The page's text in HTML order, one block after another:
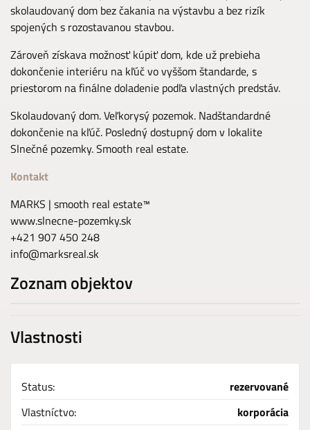
skolaudovaný dom bez čakania na výstavbu a bez rizík
spojených s rozostavanou stavbou.
Zároveň získava možnosť kúpiť dom, kde už prebieha
dokončenie interiéru na kľúč vo vyššom štandarde, s
priestorom na finálne doladenie podľa vlastných predstáv.
Skolaudovaný dom. Veľkorysý pozemok. Nadštandardné
dokončenie na kľúč. Posledný dostupný dom v lokalite
Slnečné pozemky. Smooth real estate.
Kontakt
MARKS | smooth real estate™
www.slnecne-pozemky.sk
+421 907 450 248
info@marksreal.sk
Zoznam objektov
Vlastnosti
Status:
rezervované
Vlastníctvo:
korporácia